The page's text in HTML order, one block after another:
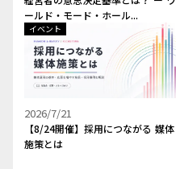
ールド・モード・ホール...
イベント
2026/7/21
【8/24開催】採用につながる 媒体
施策とは